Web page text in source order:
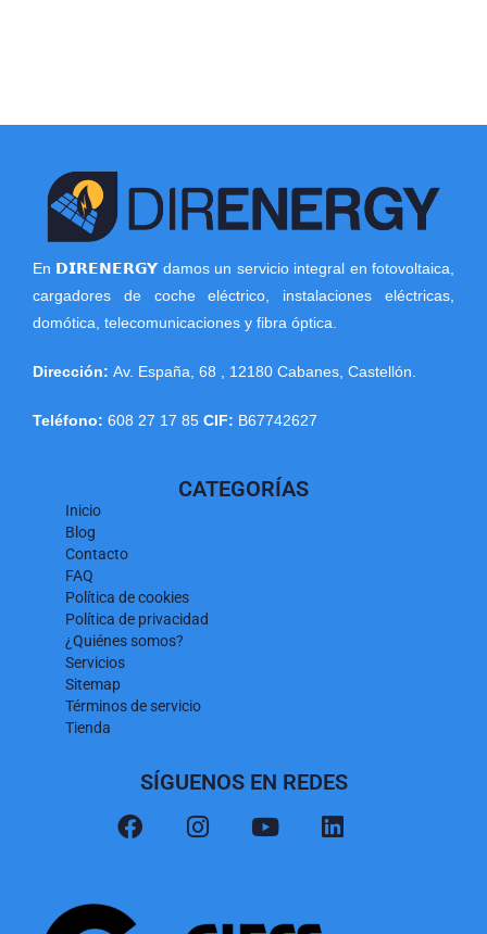
En 𝗗𝗜𝗥𝗘𝗡𝗘𝗥𝗚𝗬 damos un servicio integral en fotovoltaica,
cargadores de coche eléctrico, instalaciones eléctricas,
domótica, telecomunicaciones y fibra óptica.
Dirección: Av. España, 68 12180 Cabanes Castellón
Teléfono: 608 27 17 85 CIF: B67742627
CATEGORÍAS
Inicio
Blog
Contacto
FAQ
Política de cookies
Política de privacidad
¿Quiénes somos?
Servicios
Sitemap
Términos de servicio
Tienda
SÍGUENOS EN REDES